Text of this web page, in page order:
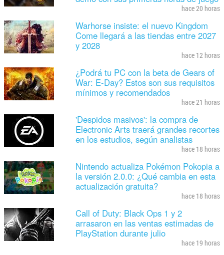
hace 20 horas
Warhorse insiste: el nuevo Kingdom
Come llegará a las tiendas entre 2027
y 2028
hace 12 horas
¿Podrá tu PC con la beta de Gears of
War: E-Day? Estos son sus requisitos
mínimos y recomendados
hace 21 horas
'Despidos masivos': la compra de
Electronic Arts traerá grandes recortes
en los estudios, según analistas
hace 18 horas
Nintendo actualiza Pokémon Pokopia a
la versión 2.0.0: ¿Qué cambia en esta
actualización gratuita?
hace 18 horas
Call of Duty: Black Ops 1 y 2
arrasaron en las ventas estimadas de
PlayStation durante julio
hace 19 horas